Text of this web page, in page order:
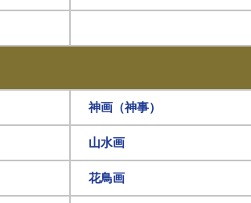
神画（神事）
山水画
花鳥画